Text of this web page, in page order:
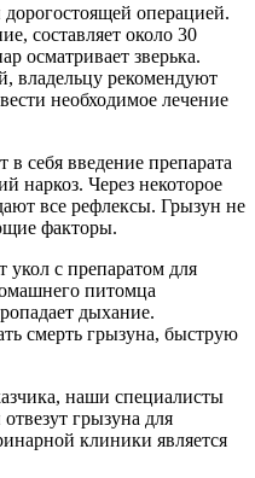
операцией.
составляет около 30
осматривает зверька.
владельцу рекомендуют
необходимое лечение
себя введение препарата
наркоз. Через некоторое
все рефлексы. Грызун не
факторы.
укол с препаратом для
питомца
дыхание.
смерть грызуна, быструю
наши специалисты
грызуна для
клиники является